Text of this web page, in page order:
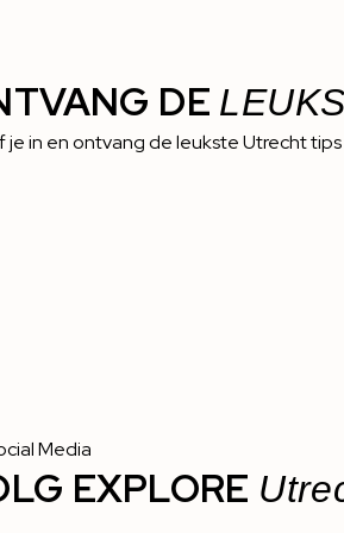
DE
je in en ontvang de leukste Utrecht
Media
EXPLORE